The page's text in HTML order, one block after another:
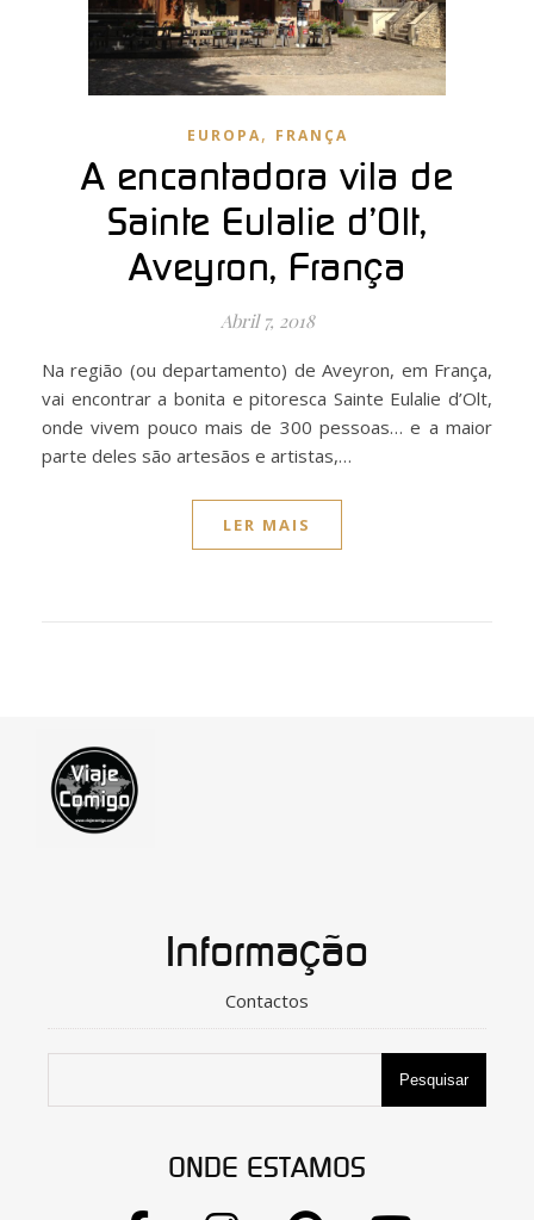
EUROPA, FRANÇA
A encantadora vila de
Sainte Eulalie d’Olt,
Aveyron, França
Abril 7, 2018
Na região (ou departamento) de Aveyron, em França,
vai encontrar a bonita e pitoresca Sainte Eulalie d’Olt,
onde vivem pouco mais de 300 pessoas… e a maior
parte deles são artesãos e artistas,…
LER MAIS
Informação
Contactos
Pesquisar
ONDE ESTAMOS